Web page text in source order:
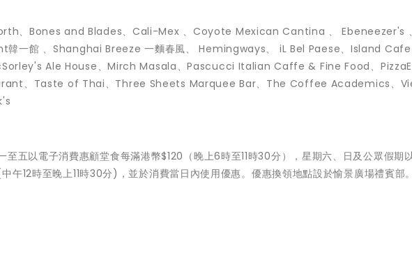
、Bones and Blades、Cali-Mex 、Coyote Mexican Cantina 、 Ebeneezer's
一館 、Shanghai Breeze 一麵春風、 Hemingways、 iL Bel Paese、Island
Ale House、Mirch Masala、Pascucci Italian Caffe & Fine Food、
、Taste of Thai、Three Sheets Marquee Bar、The Coffee Academics、
至五以電子消費惠顧堂食每滿港幣$120（晚上6時至11時30分），星期六、日及公眾假期
午12時至晚上11時30分)，並於消費當日內使用優惠。優惠換領地點設於愉景廣場禮賓部